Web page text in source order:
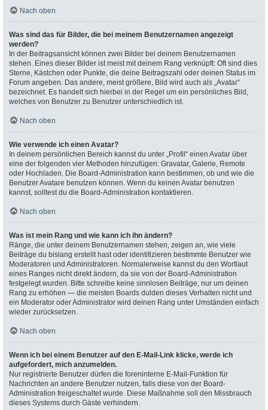
Nach oben
Was sind das für Bilder, die bei meinem Benutzernamen angezeigt
werden?
In der Beitragsansicht können zwei Bilder bei deinem Benutzernamen
stehen. Eines dieser Bilder ist meist mit deinem Rang verknüpft: Oft sind dies
Sterne, Kästchen oder Punkte, die deine Beitragszahl oder deinen Status im
Forum angeben. Das andere, meist größere, Bild wird auch als „Avatar“
bezeichnet. Es handelt sich hierbei in der Regel um ein persönliches Bild,
welches von Benutzer zu Benutzer unterschiedlich ist.
Nach oben
Wie verwende ich einen Avatar?
In deinem persönlichen Bereich kannst du unter „Profil“ einen Avatar über
eine der folgenden vier Methoden hinzufügen: Gravatar, Galerie, Remote
oder Hochladen. Die Board-Administration kann bestimmen, ob und wie die
Benutzer Avatare benutzen können. Wenn du keinen Avatar benutzen
kannst, solltest du die Board-Administration kontaktieren.
Nach oben
Was ist mein Rang und wie kann ich ihn ändern?
Ränge, die unter deinem Benutzernamen stehen, zeigen an, wie viele
Beiträge du bislang erstellt hast oder identifizieren bestimmte Benutzer wie
Moderatoren und Administratoren. Normalerweise kannst du den Wortlaut
eines Ranges nicht direkt ändern, da sie von der Board-Administration
festgelegt wurden. Bitte schreibe keine sinnlosen Beiträge, nur um deinen
Rang zu erhöhen — die meisten Boards dulden dieses Verhalten nicht und
ein Moderator oder Administrator wird deinen Rang unter Umständen einfach
wieder zurücksetzen.
Nach oben
Wenn ich bei einem Benutzer auf den E-Mail-Link klicke, werde ich
aufgefordert, mich anzumelden.
Nur registrierte Benutzer dürfen die foreninterne E-Mail-Funktion für
Nachrichten an andere Benutzer nutzen, falls diese von der Board-
Administration freigeschaltet wurde. Diese Maßnahme soll den Missbrauch
dieses Systems durch Gäste verhindern.